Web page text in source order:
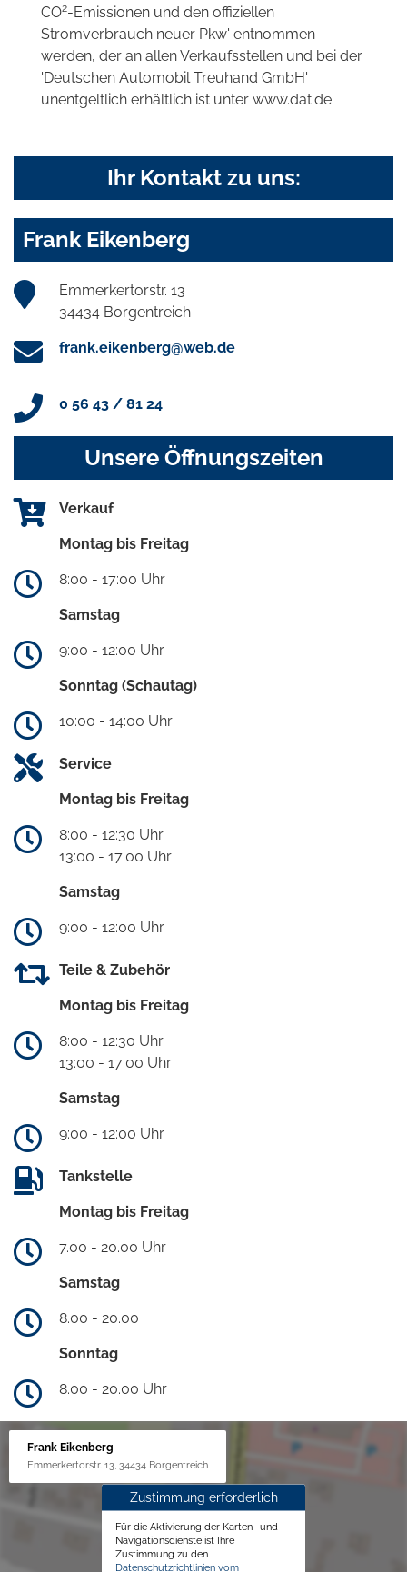
CO2-Emissionen und den offiziellen
Stromverbrauch neuer Pkw' entnommen
werden, der an allen Verkaufsstellen und bei der
'Deutschen Automobil Treuhand GmbH'
unentgeltlich erhältlich ist unter www.dat.de.
Ihr Kontakt zu uns:
Frank Eikenberg
Emmerkertorstr. 13
34434 Borgentreich
frank.eikenberg@web.de
0 56 43 / 81 24
Unsere Öffnungszeiten
Verkauf
Montag bis Freitag
8:00 - 17:00 Uhr
Samstag
9:00 - 12:00 Uhr
Sonntag (Schautag)
10:00 - 14:00 Uhr
Service
Montag bis Freitag
8:00 - 12:30 Uhr
13:00 - 17:00 Uhr
Samstag
9:00 - 12:00 Uhr
Teile & Zubehör
Montag bis Freitag
8:00 - 12:30 Uhr
13:00 - 17:00 Uhr
Samstag
9:00 - 12:00 Uhr
Tankstelle
Montag bis Freitag
7.00 - 20.00 Uhr
Samstag
8.00 - 20.00
Sonntag
8.00 - 20.00 Uhr
Frank Eikenberg
Emmerkertorstr. 13, 34434 Borgentreich
Zustimmung erforderlich
Für die Aktivierung der Karten- und
Navigationsdienste ist Ihre
Zustimmung zu den
Datenschutzrichtlinien vom